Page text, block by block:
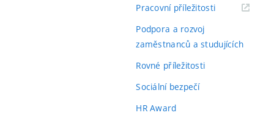
Pracovní příležitosti(externí
Podpora a rozvoj
zaměstnanců a studujících
Rovné příležitosti
Sociální bezpečí
HR Award